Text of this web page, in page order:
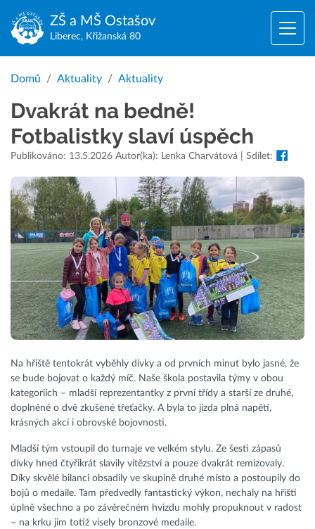
ZŠ a MŠ Ostašov
Liberec, Křižanská 80
Domů Aktuality Aktuality
Dvakrát na bedně!
Fotbalistky slaví úspěch
Publikováno: 13.5.2026 Autor(ka): Lenka Charvátová | Sdílet:
Na hřiště tentokrát vyběhly dívky a od prvních minut bylo jasné, že
se bude bojovat o každý míč. Naše škola postavila týmy v obou
kategoriích – mladší reprezentantky z první třídy a starší ze druhé,
doplněné o dvě zkušené třeťačky. A byla to jízda plná napětí,
krásných akcí i obrovské bojovnosti.
Mladší tým vstoupil do turnaje ve velkém stylu. Ze šesti zápasů
dívky hned čtyřikrát slavily vítězství a pouze dvakrát remizovaly.
Díky skvělé bilanci obsadily ve skupině druhé místo a postoupily do
bojů o medaile. Tam předvedly fantastický výkon, nechaly na hřišti
úplně všechno a po závěrečném hvizdu mohly propuknout v radost
– na krku jim totiž visely bronzové medaile.